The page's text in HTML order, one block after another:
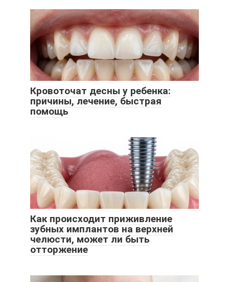
Кровоточат десны у ребенка:
причины, лечение, быстрая
помощь
Как происходит приживление
зубных имплантов на верхней
челюсти, может ли быть
отторжение